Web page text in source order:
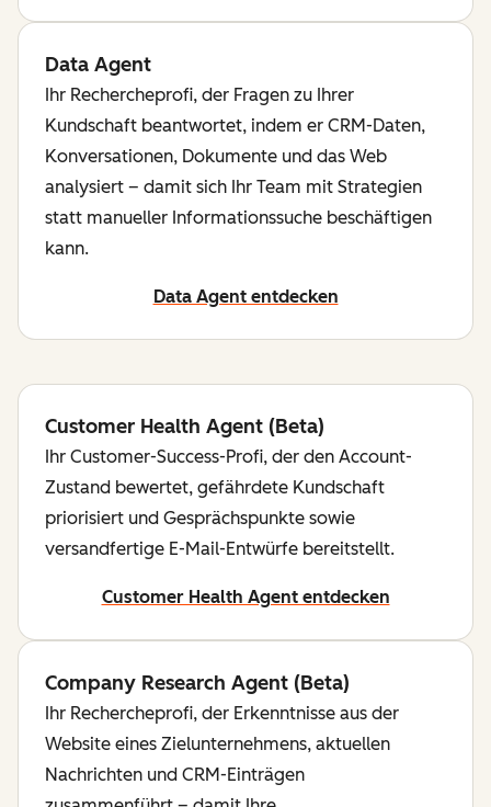
Data Agent
Ihr Rechercheprofi, der Fragen zu Ihrer
Kundschaft beantwortet, indem er CRM-Daten,
Konversationen, Dokumente und das Web
analysiert – damit sich Ihr Team mit Strategien
statt manueller Informationssuche beschäftigen
kann.
Data Agent entdecken
Customer Health Agent (Beta)
Ihr Customer-Success-Profi, der den Account-
Zustand bewertet, gefährdete Kundschaft
priorisiert und Gesprächspunkte sowie
versandfertige E-Mail-Entwürfe bereitstellt.
Customer Health Agent entdecken
Company Research Agent (Beta)
Ihr Rechercheprofi, der Erkenntnisse aus der
Website eines Zielunternehmens, aktuellen
Nachrichten und CRM-Einträgen